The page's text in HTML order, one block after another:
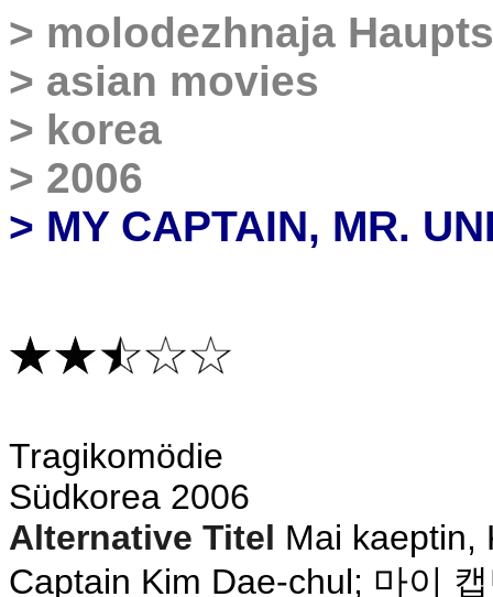
> molodezhnaja
> asian movies
> korea
> 2006
> MY CAPTAIN, MR.
Tragikomödie
Südkorea 2006
Alternative Titel Mai kaeptin,
Captain Kim Dae-chul; 마이